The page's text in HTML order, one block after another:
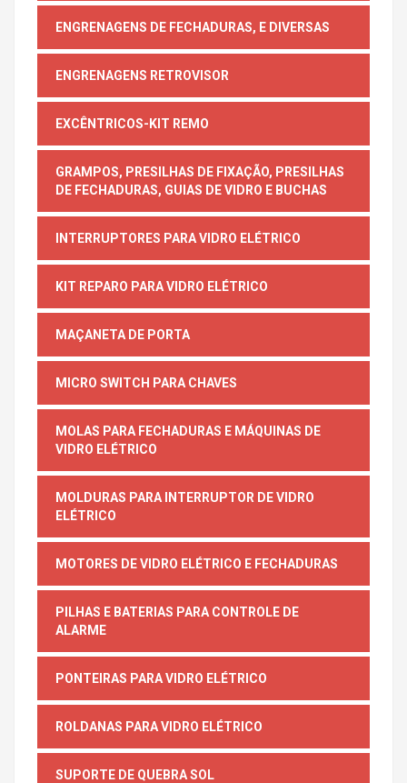
ENGRENAGENS DE FECHADURAS, E DIVERSAS
ENGRENAGENS RETROVISOR
EXCÊNTRICOS-KIT REMO
GRAMPOS, PRESILHAS DE FIXAÇÃO, PRESILHAS
DE FECHADURAS, GUIAS DE VIDRO E BUCHAS
INTERRUPTORES PARA VIDRO ELÉTRICO
KIT REPARO PARA VIDRO ELÉTRICO
MAÇANETA DE PORTA
MICRO SWITCH PARA CHAVES
MOLAS PARA FECHADURAS E MÁQUINAS DE
VIDRO ELÉTRICO
MOLDURAS PARA INTERRUPTOR DE VIDRO
ELÉTRICO
MOTORES DE VIDRO ELÉTRICO E FECHADURAS
PILHAS E BATERIAS PARA CONTROLE DE
ALARME
PONTEIRAS PARA VIDRO ELÉTRICO
ROLDANAS PARA VIDRO ELÉTRICO
SUPORTE DE QUEBRA SOL